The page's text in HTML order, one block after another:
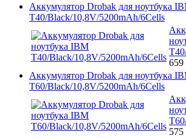
Аккумулятор Drobak для ноутбука
T40/Black/10,8V/5200mAh/6Cells
659
Аккумулятор Drobak для ноутбука
T60/Black/10,8V/5200mAh/6Cells
575